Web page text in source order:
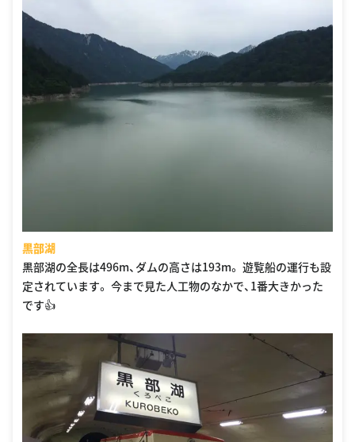
黒部湖
黒部湖の全長は496m、ダムの高さは193m。 遊覧船の運行も設
定されています。 今まで見た人工物のなかで、1番大きかった
です👍